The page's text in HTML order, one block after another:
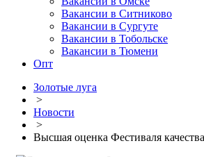
Вакансии в Ситниково
Вакансии в Сургуте
Вакансии в Тобольске
Вакансии в Тюмени
Опт
Золотые луга
>
Новости
>
Высшая оценка Фестиваля